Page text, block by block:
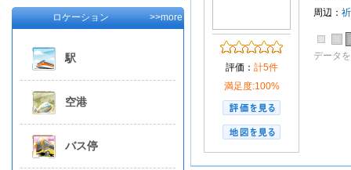
評価： 計5件
満足度:100%
周辺：
データ
ロケーション >>more
駅
空港
バス停